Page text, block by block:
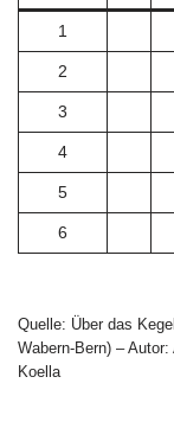
1
2
3
4
5
6
Quelle: Über das
Wabern-Bern) –
Koella